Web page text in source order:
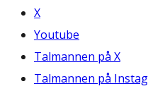
X
Youtube
Talmannen på X
Talmannen på